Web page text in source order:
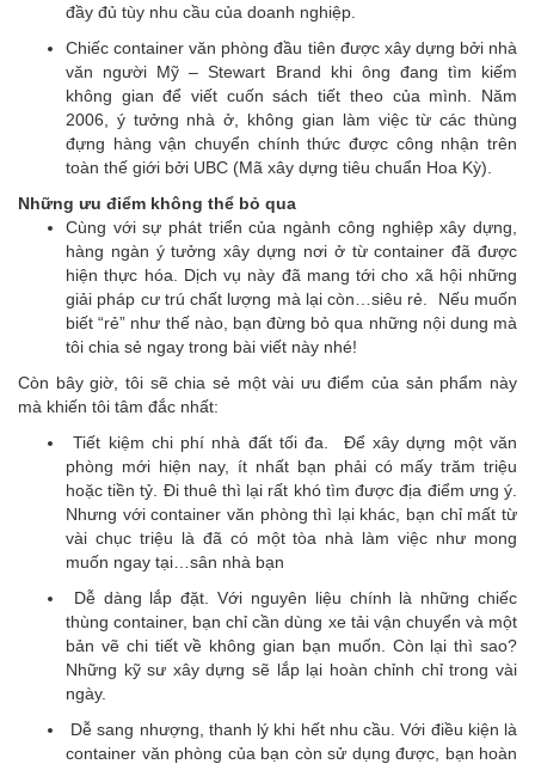
đầy đủ tùy nhu cầu của doanh nghiệp.
Chiếc container văn phòng đầu tiên được xây dựng bởi nhà
văn người Mỹ – Stewart Brand khi ông đang tìm kiếm
không gian để viết cuốn sách tiết theo của mình. Năm
2006, ý tưởng nhà ở, không gian làm việc từ các thùng
đựng hàng vận chuyển chính thức được công nhận trên
toàn thế giới bởi UBC (Mã xây dựng tiêu chuẩn Hoa Kỳ).
Những ưu điểm không thể bỏ qua
Cùng với sự phát triển của ngành công nghiệp xây dựng,
hàng ngàn ý tưởng xây dựng nơi ở từ container đã được
hiện thực hóa. Dịch vụ này đã mang tới cho xã hội những
giải pháp cư trú chất lượng mà lại còn…siêu rẻ. Nếu muốn
biết “rẻ” như thế nào, bạn đừng bỏ qua những nội dung mà
tôi chia sẻ ngay trong bài viết này nhé!
Còn bây giờ, tôi sẽ chia sẻ một vài ưu điểm của sản phẩm này
mà khiến tôi tâm đắc nhất:
Tiết kiệm chi phí nhà đất tối đa. Để xây dựng một văn
phòng mới hiện nay, ít nhất bạn phải có mấy trăm triệu
hoặc tiền tỷ. Đi thuê thì lại rất khó tìm được địa điểm ưng ý.
Nhưng với container văn phòng thì lại khác, bạn chỉ mất từ
vài chục triệu là đã có một tòa nhà làm việc như mong
muốn ngay tại…sân nhà bạn
Dễ dàng lắp đặt. Với nguyên liệu chính là những chiếc
thùng container, bạn chỉ cần dùng xe tải vận chuyển và một
bản vẽ chi tiết về không gian bạn muốn. Còn lại thì sao?
Những kỹ sư xây dựng sẽ lắp lại hoàn chỉnh chỉ trong vài
ngày.
Dễ sang nhượng, thanh lý khi hết nhu cầu. Với điều kiện là
container văn phòng của bạn còn sử dụng được, bạn hoàn